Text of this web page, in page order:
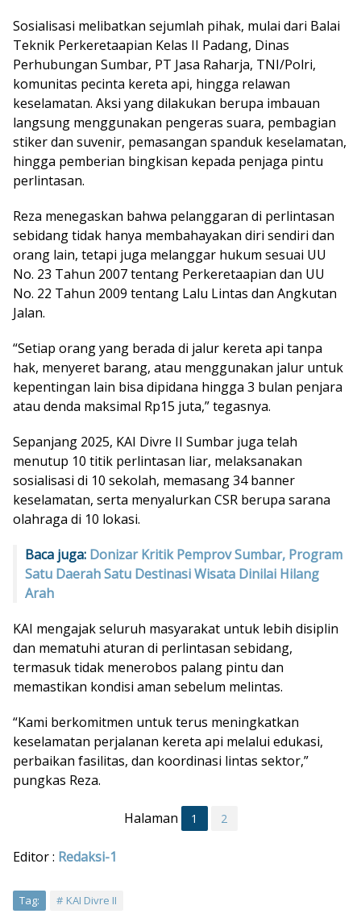
Sosialisasi melibatkan sejumlah pihak, mulai dari Balai
Teknik Perkeretaapian Kelas II Padang, Dinas
Perhubungan Sumbar, PT Jasa Raharja, TNI/Polri,
komunitas pecinta kereta api, hingga relawan
keselamatan. Aksi yang dilakukan berupa imbauan
langsung menggunakan pengeras suara, pembagian
stiker dan suvenir, pemasangan spanduk keselamatan,
hingga pemberian bingkisan kepada penjaga pintu
perlintasan.
Reza menegaskan bahwa pelanggaran di perlintasan
sebidang tidak hanya membahayakan diri sendiri dan
orang lain, tetapi juga melanggar hukum sesuai UU
No. 23 Tahun 2007 tentang Perkeretaapian dan UU
No. 22 Tahun 2009 tentang Lalu Lintas dan Angkutan
Jalan.
“Setiap orang yang berada di jalur kereta api tanpa
hak, menyeret barang, atau menggunakan jalur untuk
kepentingan lain bisa dipidana hingga 3 bulan penjara
atau denda maksimal Rp15 juta,” tegasnya.
Sepanjang 2025, KAI Divre II Sumbar juga telah
menutup 10 titik perlintasan liar, melaksanakan
sosialisasi di 10 sekolah, memasang 34 banner
keselamatan, serta menyalurkan CSR berupa sarana
olahraga di 10 lokasi.
Baca juga: Donizar Kritik Pemprov Sumbar, Program
Satu Daerah Satu Destinasi Wisata Dinilai Hilang
Arah
KAI mengajak seluruh masyarakat untuk lebih disiplin
dan mematuhi aturan di perlintasan sebidang,
termasuk tidak menerobos palang pintu dan
memastikan kondisi aman sebelum melintas.
“Kami berkomitmen untuk terus meningkatkan
keselamatan perjalanan kereta api melalui edukasi,
perbaikan fasilitas, dan koordinasi lintas sektor,”
pungkas Reza.
Halaman 1 2
Editor : Redaksi-1
Tag: KAI Divre II